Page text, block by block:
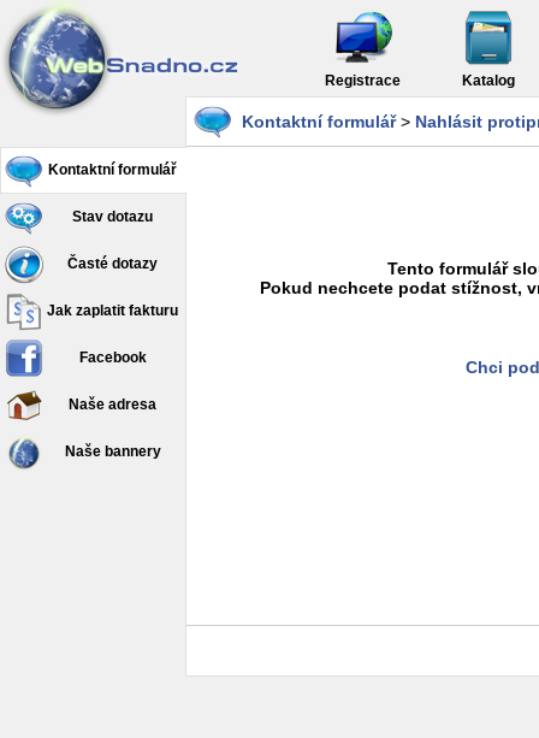
Registrace Katalog
Kontaktní formulář
Stav dotazu
Časté dotazy
Jak zaplatit fakturu
Facebook
Naše adresa
Naše bannery
Kontaktní formulář> Nahlásit
Tento formulář
Pokud nechcete podat stížnost,
Chci